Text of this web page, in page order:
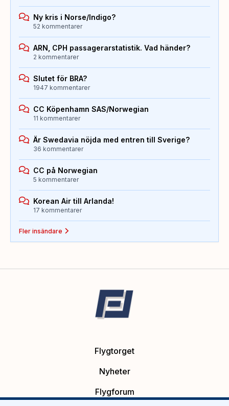
Ny kris i Norse/Indigo?
52 kommentarer
ARN, CPH passagerarstatistik. Vad händer?
2 kommentarer
Slutet för BRA?
1947 kommentarer
CC Köpenhamn SAS/Norwegian
11 kommentarer
Är Swedavia nöjda med entren till Sverige?
36 kommentarer
CC på Norwegian
5 kommentarer
Korean Air till Arlanda!
17 kommentarer
Fler insändare
Flygtorget
Nyheter
Flygforum